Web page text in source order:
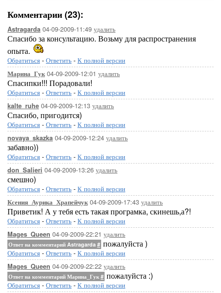
Комментарии (23):
Astragarda 04-09-2009-11:49 удалить
Спасибо за консультацию. Возьму для распространения
опыта.
Обратиться - Ответить - К полной версии
Марина_Гук04-09-2009-12:01 удалить
Спасипки!!! Порадовали!
Обратиться - Ответить - К полной версии
kalte_ruhe 04-09-2009-12:13 удалить
Спасибо, пригодится)
Обратиться - Ответить - К полной версии
novaya_skazka 04-09-2009-12:24 удалить
забавно))
Обратиться - Ответить - К полной версии
don_Salieri 04-09-2009-13:26 удалить
смешно)
Обратиться - Ответить - К полной версии
Ксения_Аурика_Храпейчук04-09-2009-17:43 удалить
Приветик! А у тебя есть такая програмка, скинешь,а?!
Обратиться - Ответить - К полной версии
Mages_Queen 04-09-2009-22:21 удалить
Ответ на комментарий Astragarda # пожалуйста )
Обратиться - Ответить - К полной версии
Mages_Queen 04-09-2009-22:22 удалить
Ответ на комментарий Марина_Гук # пожалуйста :)
Обратиться - Ответить - К полной версии